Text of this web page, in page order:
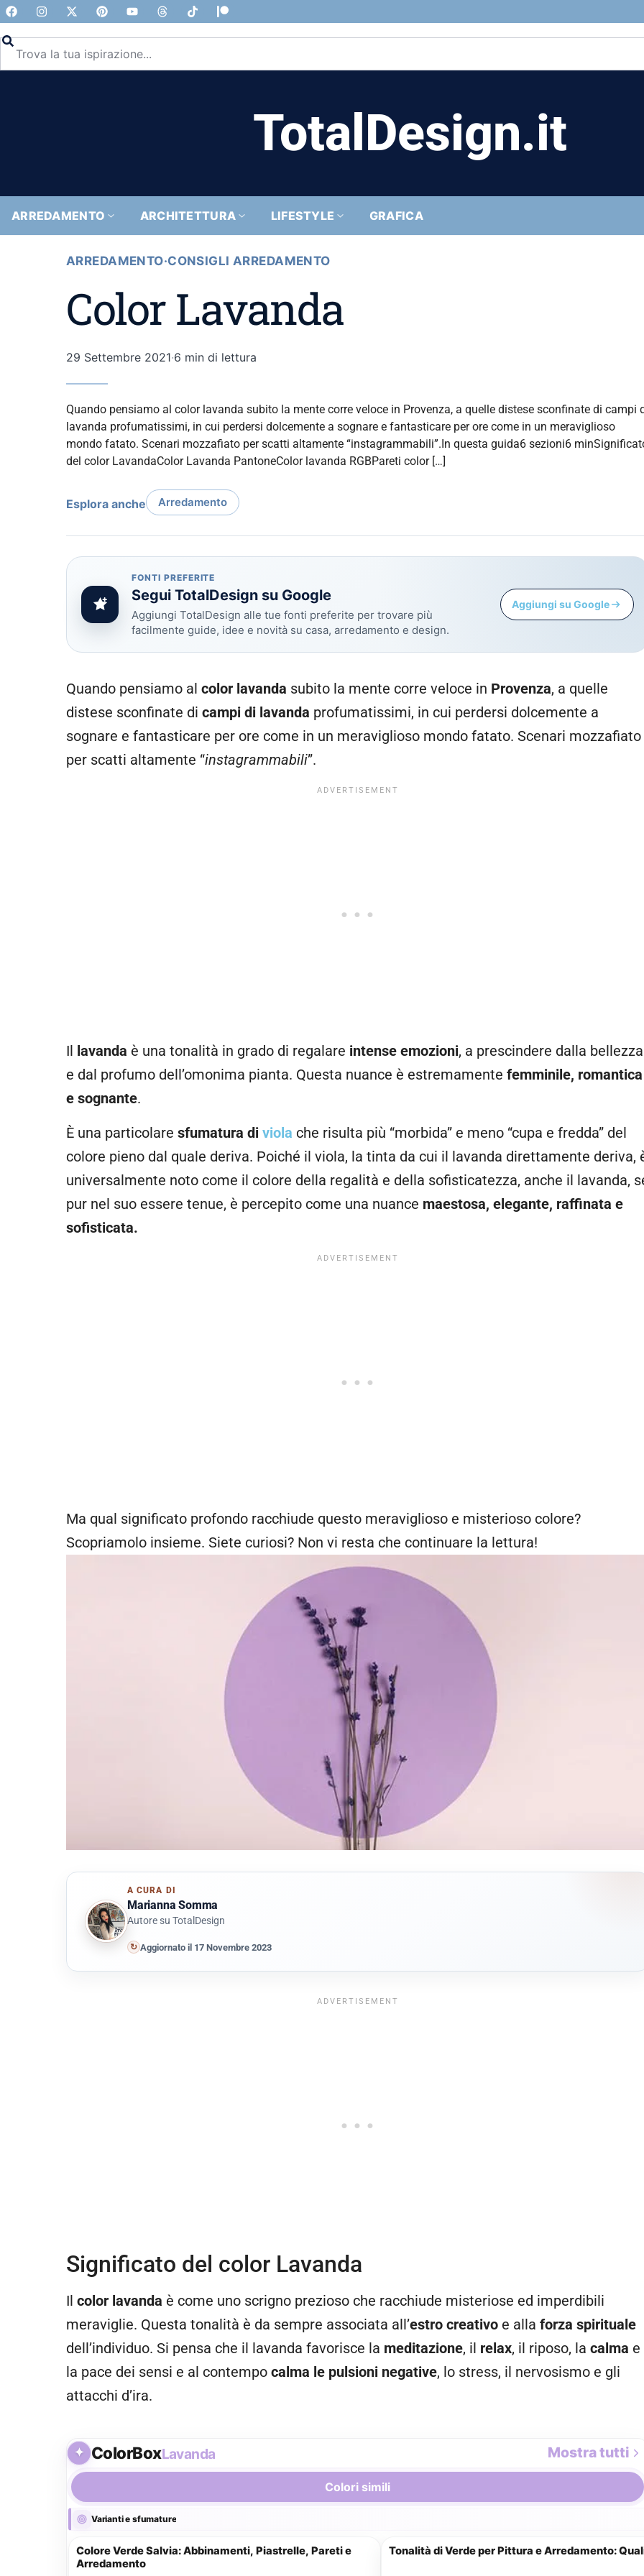
TotalDesign.it
ARREDAMENTO ARCHITETTURA LIFESTYLE GRAFICA
ARREDAMENTO·CONSIGLI ARREDAMENTO
Color Lavanda
29 Settembre 2021·6 min di lettura
Quando pensiamo al color lavanda subito la mente corre veloce in Provenza, a quelle distese sconfinate di campi
lavanda profumatissimi, in cui perdersi dolcemente a sognare e fantasticare per ore come in un meraviglioso
mondo fatato. Scenari mozzafiato per scatti altamente “instagrammabili”.In questa guida6 sezioni6
del color LavandaColor Lavanda PantoneColor lavanda RGBPareti color […]
Esplora anche Arredamento
FONTI PREFERITE
Segui TotalDesign su Google
Aggiungi TotalDesign alle tue fonti preferite per trovare più
facilmente guide, idee e novità su casa, arredamento e design.
Aggiungi su Google
Quando pensiamo al color lavanda subito la mente corre veloce in Provenza, a quelle
distese sconfinate di campi di lavanda profumatissimi, in cui perdersi dolcemente a
sognare e fantasticare per ore come in un meraviglioso mondo fatato. Scenari mozzafiato
per scatti altamente “instagrammabili”.
Il lavanda è una tonalità in grado di regalare intense emozioni, a prescindere dalla bellezza
e dal profumo dell’omonima pianta. Questa nuance è estremamente femminile, romantica
e sognante.
È una particolare sfumatura di viola che risulta più “morbida” e meno “cupa e fredda” del
colore pieno dal quale deriva. Poiché il viola, la tinta da cui il lavanda direttamente deriva,
universalmente noto come il colore della regalità e della sofisticatezza, anche il lavanda,
pur nel suo essere tenue, è percepito come una nuance maestosa, elegante, raffinata e
sofisticata.
Ma qual significato profondo racchiude questo meraviglioso e misterioso colore?
Scopriamolo insieme. Siete curiosi? Non vi resta che continuare la lettura!
A CURA DI
Marianna Somma
Autore su TotalDesign
↻ Aggiornato il 17 Novembre 2023
Significato del color Lavanda
Il color lavanda è come uno scrigno prezioso che racchiude misteriose ed imperdibili
meraviglie. Questa tonalità è da sempre associata all’estro creativo e alla forza spirituale
dell’individuo. Si pensa che il lavanda favorisce la meditazione, il relax, il riposo, la calma e
la pace dei sensi e al contempo calma le pulsioni negative, lo stress, il nervosismo e gli
attacchi d’ira.
ColorBoxLavanda Mostra tutti
Colori simili
Varianti e sfumature
Colore Verde Salvia: Abbinamenti, Piastrelle, Pareti e
Arredamento
Tonalità di Verde per Pittura e Arredamento: